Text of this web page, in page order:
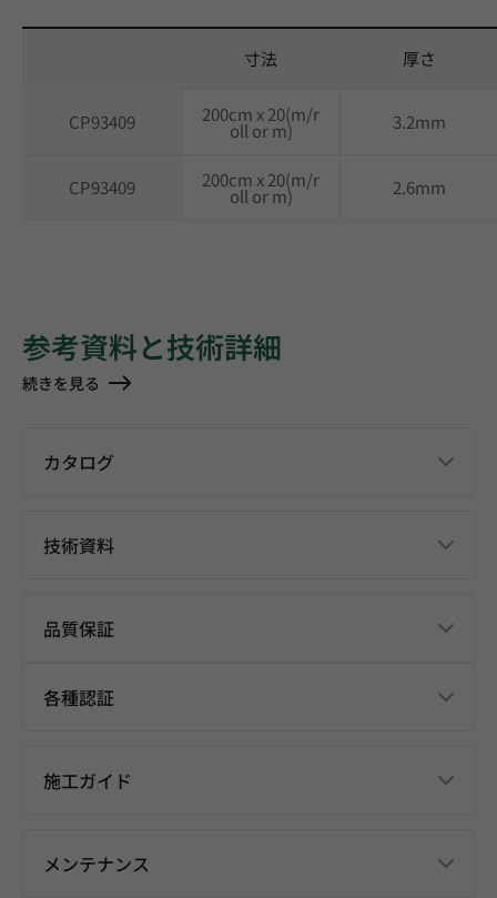
寸法 厚さ
CP93409 200cm x 20(m/r
oll or m) 3.2mm
CP93409 200cm x 20(m/r
oll or m) 2.6mm
参考資料と技術詳細
続きを見る
カタログ
技術資料
品質保証
各種認証
施工ガイド
メンテナンス